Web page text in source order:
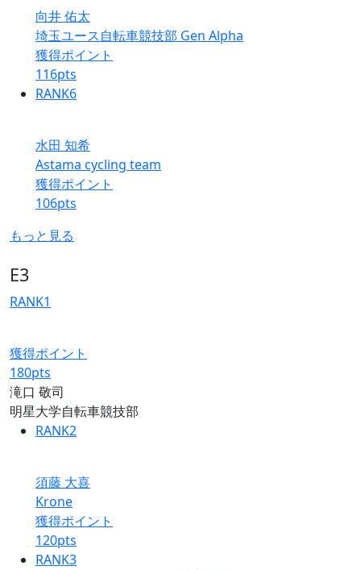
向井 佑太
埼玉ユース自転車競技部 Gen Alpha
獲得ポイント
116pts
RANK6
水田 知希
Astama cycling team
獲得ポイント
106pts
もっと見る
E3
RANK1
獲得ポイント
180pts
滝口 敬司
明星大学自転車競技部
RANK2
須藤 大喜
Krone
獲得ポイント
120pts
RANK3